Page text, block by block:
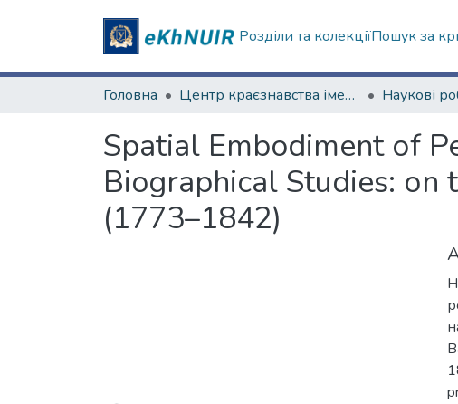
Розділи та колекціїПошук за
Головна Центр краєзнавства імені академіка П.Т. Тронька
Spatial Embodiment оf
Biographical Studies: оn
(1773–1842)